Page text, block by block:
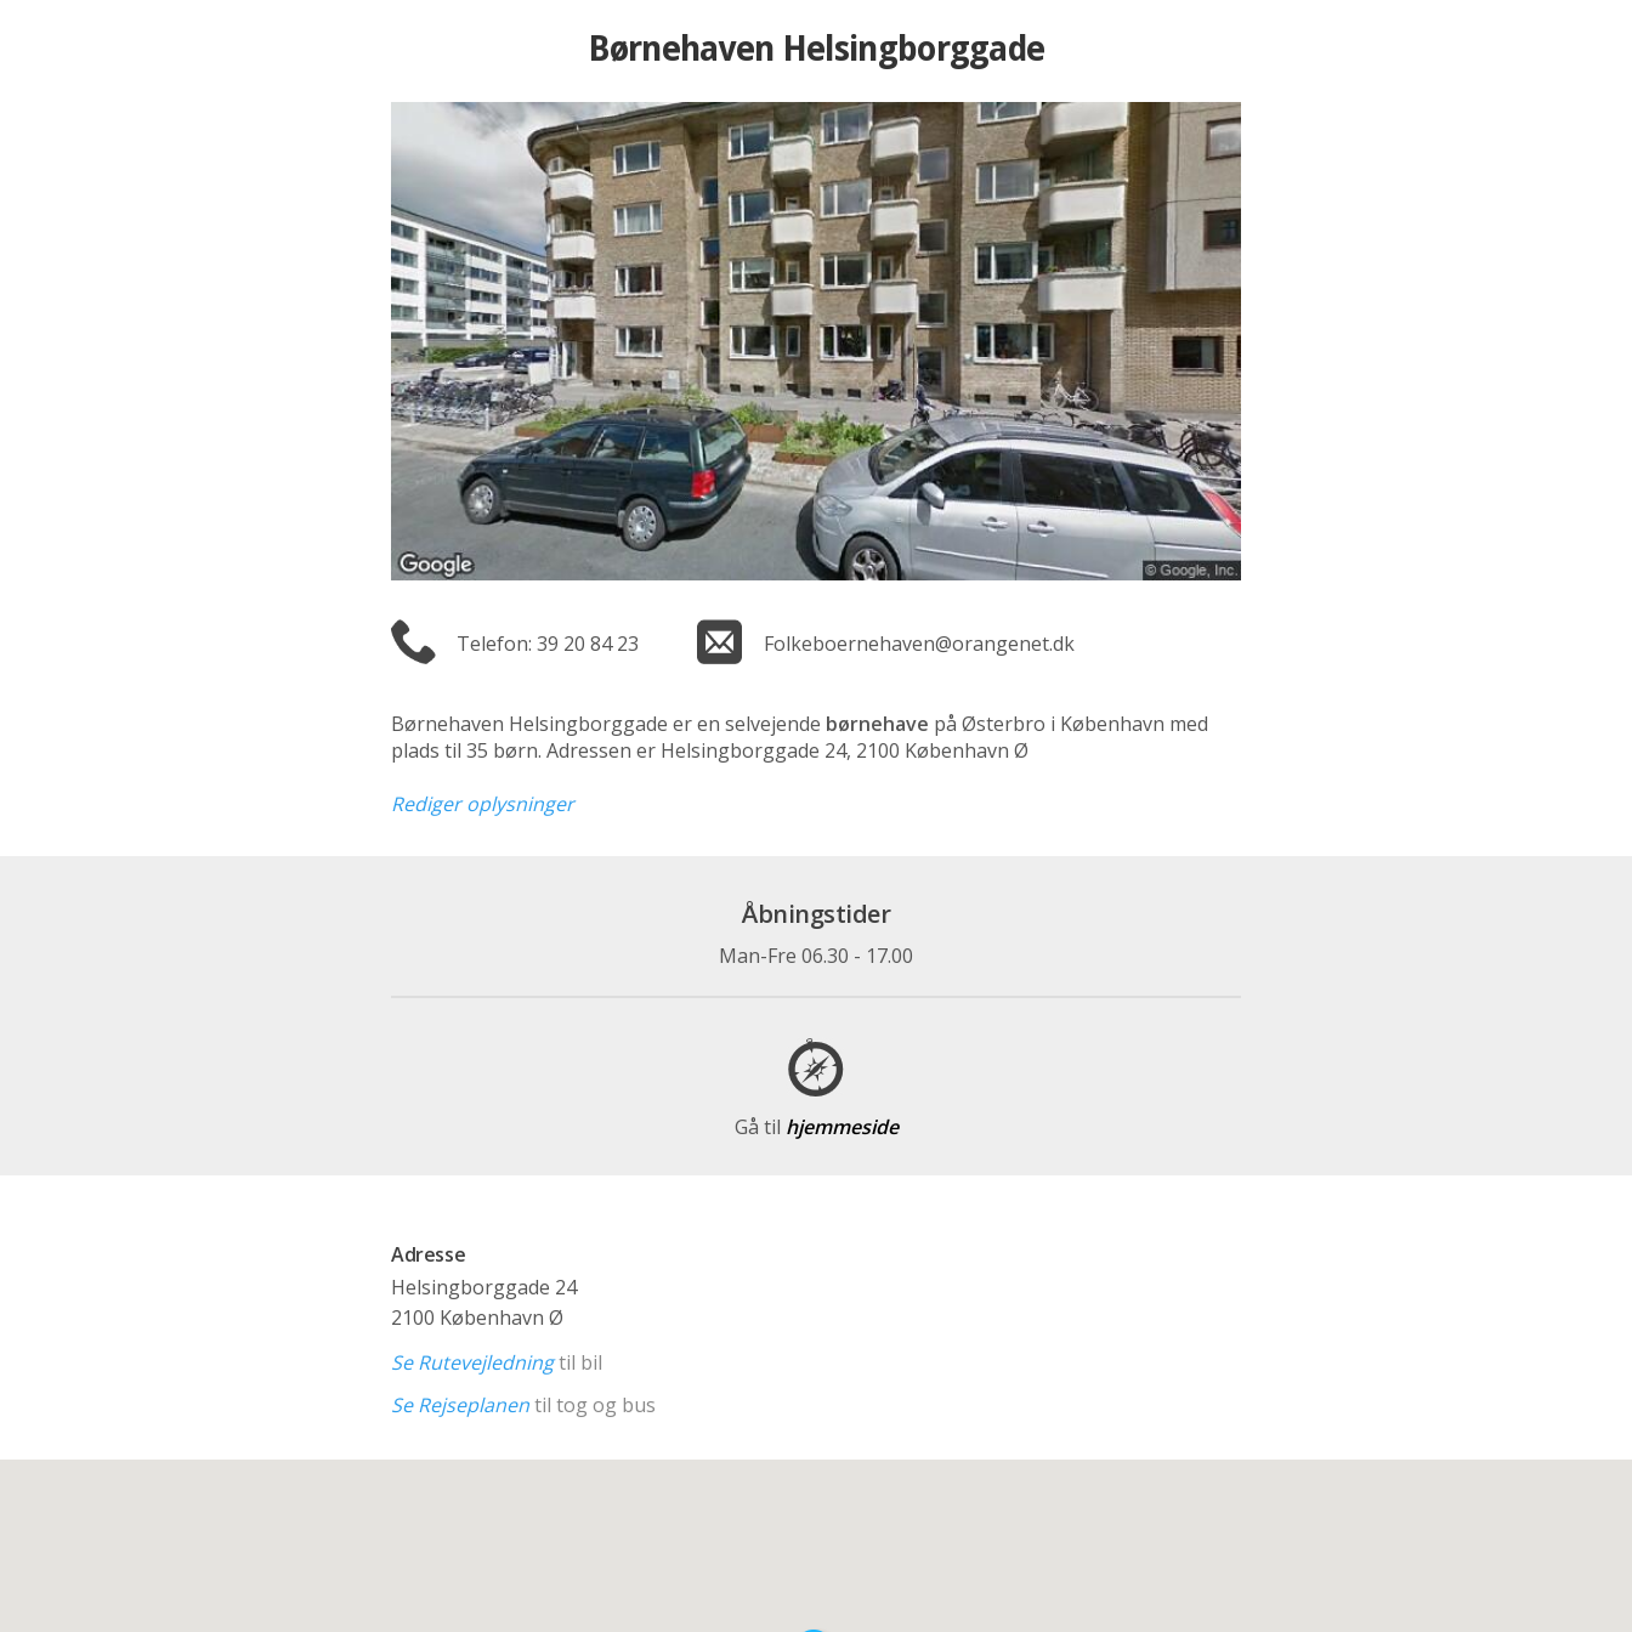
Børnehaven Helsingborggade
Telefon: 39 20 84 23 Folkeboernehaven@orangenet.dk
Børnehaven Helsingborggade er en selvejende børnehave på Østerbro i København med
plads til 35 børn. Adressen er Helsingborggade 24, 2100 København Ø
Rediger oplysninger
Åbningstider
Man-Fre 06.30 - 17.00
Gå til hjemmeside
Adresse
Helsingborggade 24
2100 København Ø
Se Rutevejledningtil bil
Se Rejseplanentil tog og bus